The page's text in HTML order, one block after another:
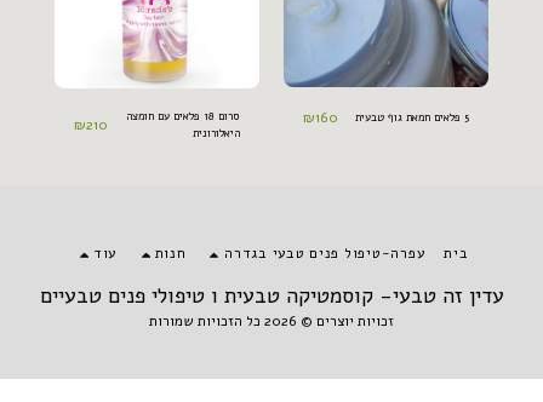
5 פלאים חמאת גוף טבעית ₪160
סרום 18 פלאים עם חומצה
היאלורונית
₪210
עדין זה טבעי- קוסמטיקה טבעית ו טיפולי פנים טבעיים
זכויות יוצרים © 2026 כל הזכויות שמורות
בית עפרה-טיפול פנים טבעי בגדרה חנות עוד